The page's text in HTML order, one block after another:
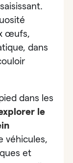
œufs,
dans
dans les
le
véhicules,
et